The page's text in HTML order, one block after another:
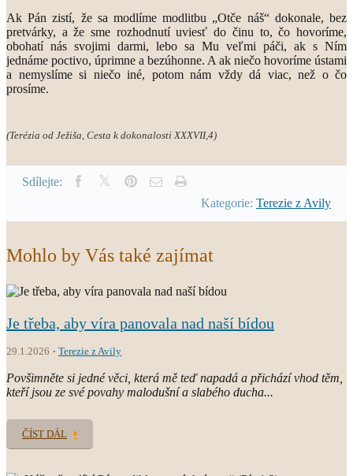
Ak Pán zistí, že sa modlíme modlitbu „Otče náš“ dokonale, bez
pretvárky, a že sme rozhodnutí uviesť do činu to, čo hovoríme,
obohatí nás svojimi darmi, lebo sa Mu veľmi páči, ak s Ním
jednáme poctivo, úprimne a bezúhonne. A ak niečo hovoríme ústami
a nemyslíme si niečo iné, potom nám vždy dá viac, než o čo
prosíme.
(Terézia od Ježiša, Cesta k dokonalosti XXXVII,4)
Sdílejte:
Kategorie: Terezie z Avily
Mohlo by Vás také zajímat
Je třeba, aby víra panovala nad naší bídou
29.1.2026 Terezie z Avily
Povšimněte si jedné věci, která mě teď napadá a přichází vhod těm,
kteří jsou ze své povahy malodušní a slabého ducha...
ČÍST DÁL